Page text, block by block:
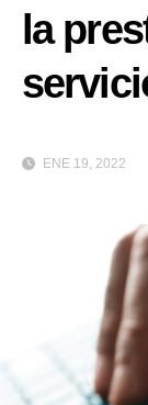
la
ENE 19, 2022